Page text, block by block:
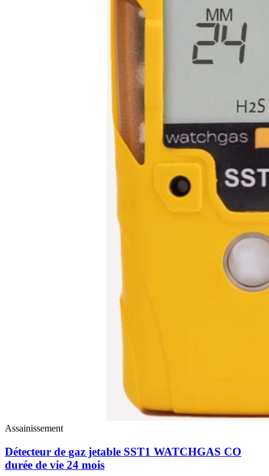
Assainissement
Détecteur de gaz jetable SST1 WATCHGAS CO
durée de vie 24 mois